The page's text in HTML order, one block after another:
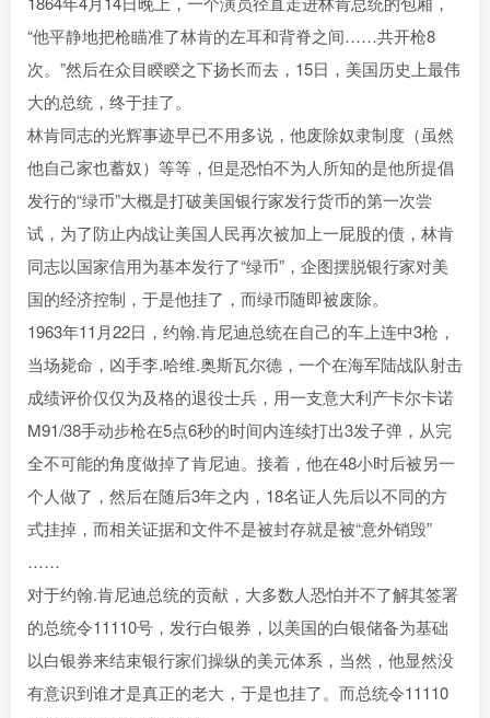
“他平静地把枪瞄准了林肯的左耳和背脊之间……共开枪8
次。”然后在众目睽睽之下扬长而去，15日，美国历史上最伟
大的总统，终于挂了。
林肯同志的光辉事迹早已不用多说，他废除奴隶制度（虽然
他自己家也蓄奴）等等，但是恐怕不为人所知的是他所提倡
发行的“绿币”大概是打破美国银行家发行货币的第一次尝
试，为了防止内战让美国人民再次被加上一屁股的债，林肯
同志以国家信用为基本发行了“绿币”，企图摆脱银行家对美
国的经济控制，于是他挂了，而绿币随即被废除。
1963年11月22日，约翰.肯尼迪总统在自己的车上连中3枪，
当场毙命，凶手李.哈维.奥斯瓦尔德，一个在海军陆战队射击
成绩评价仅仅为及格的退役士兵，用一支意大利产卡尔卡诺
M91/38手动步枪在5点6秒的时间内连续打出3发子弹，从完
全不可能的角度做掉了肯尼迪。接着，他在48小时后被另一
个人做了，然后在随后3年之内，18名证人先后以不同的方
式挂掉，而相关证据和文件不是被封存就是被“意外销毁”
……
对于约翰.肯尼迪总统的贡献，大多数人恐怕并不了解其签署
的总统令11110号，发行白银券，以美国的白银储备为基础
以白银券来结束银行家们操纵的美元体系，当然，他显然没
有意识到谁才是真正的老大，于是也挂了。而总统令11110